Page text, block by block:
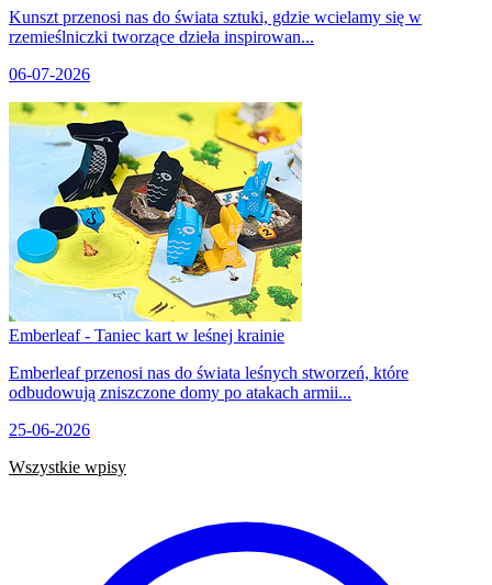
Kunszt przenosi nas do świata sztuki, gdzie wcielamy się w
rzemieślniczki tworzące dzieła inspirowan...
06-07-2026
Emberleaf - Taniec kart w leśnej krainie
Emberleaf przenosi nas do świata leśnych stworzeń, które
odbudowują zniszczone domy po atakach armii...
25-06-2026
Wszystkie wpisy